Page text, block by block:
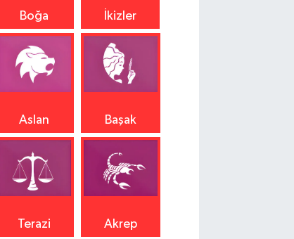
Boğa İkizler
Aslan Başak
Terazi Akrep